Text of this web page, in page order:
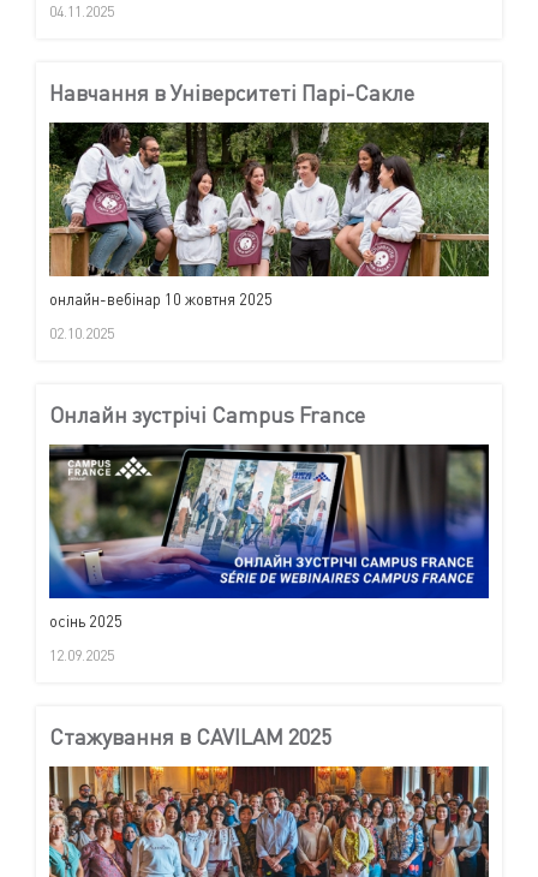
04.11.2025
Навчання в Університеті Парі-Сакле
онлайн-вебінар 10 жовтня 2025
02.10.2025
Онлайн зустрічі Campus France
осінь 2025
12.09.2025
Cтажування в CAVILAM 2025